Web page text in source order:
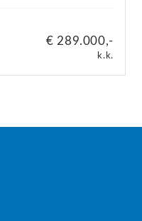
€ 289.000,-
k.k.